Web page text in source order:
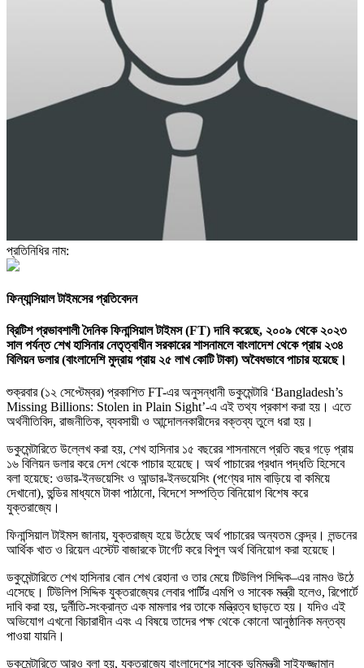
প্রতিনিধির নাম:
ফিন্যান্সিয়াল টাইমসের প্রতিবেদন
ব্রিটিশ প্রভাবশালী দৈনিক ফিনান্সিয়াল টাইমস (FT) দাবি করেছে, ২০০৯ থেকে ২০২৩
সাল পর্যন্ত শেখ হাসিনার নেতৃত্বাধীন সরকারের শাসনামলে বাংলাদেশ থেকে প্রায় ২৩৪
বিলিয়ন ডলার (বাংলাদেশি মুদ্রায় প্রায় ২৫ লাখ কোটি টাকা) অবৈধভাবে পাচার হয়েছে।
শুক্রবার (১২ সেপ্টেম্বর) প্রকাশিত FT-এর অনুসন্ধানী ডকুমেন্টারি ‘Bangladesh’s
Missing Billions: Stolen in Plain Sight’-এ এই তথ্য প্রকাশ করা হয়। এতে
অর্থনীতিবিদ, রাজনীতিক, ব্যবসায়ী ও আন্দোলনকারীদের বক্তব্য তুলে ধরা হয়।
ডকুমেন্টারিতে উল্লেখ করা হয়, শেখ হাসিনার ১৫ বছরের শাসনামলে প্রতি বছর গড়ে প্রায়
১৬ বিলিয়ন ডলার করে দেশ থেকে পাচার হয়েছে। অর্থ পাচারের প্রধান পদ্ধতি হিসেবে
বলা হয়েছে: ওভার-ইনভয়েসিং ও আন্ডার-ইনভয়েসিং (পণ্যের দাম বাড়িয়ে বা কমিয়ে
দেখানো), হুন্ডির মাধ্যমে টাকা পাঠানো, বিদেশে সম্পত্তি বিনিয়োগ বিশেষ করে
যুক্তরাজ্যে।
ফিনান্সিয়াল টাইমস জানায়, যুক্তরাজ্য হয়ে উঠেছে অর্থ পাচারের অন্যতম কেন্দ্র। লন্ডনের
আর্থিক খাত ও রিয়েল এস্টেট বাজারকে টার্গেট করে বিপুল অর্থ বিনিয়োগ করা হয়েছে।
ডকুমেন্টারিতে শেখ হাসিনার বোন শেখ রেহানা ও তার মেয়ে টিউলিপ সিদ্দিক–এর নামও উঠে
এসেছে। টিউলিপ সিদ্দিক যুক্তরাজ্যের লেবার পার্টির এমপি ও সাবেক মন্ত্রী হলেও, রিপোর্টে
দাবি করা হয়, দুর্নীতি-সংক্রান্ত এক মামলার পর তাকে মন্ত্রিত্ব ছাড়তে হয়। যদিও এই
অভিযোগ এখনো বিচারাধীন এবং এ বিষয়ে তাদের পক্ষ থেকে কোনো আনুষ্ঠানিক মন্তব্য
পাওয়া যায়নি।
ডকুমেন্টারিতে আরও বলা হয়, যুক্তরাজ্যে বাংলাদেশের সাবেক ভূমিমন্ত্রী সাইফুজ্জামান